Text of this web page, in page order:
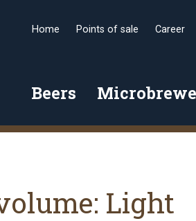
Home Points of sale Career
Beers
Light